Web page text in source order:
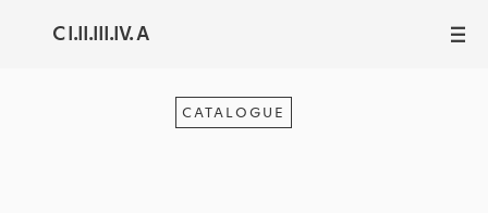
C I.II.III.IV. A III
CATALOGUE